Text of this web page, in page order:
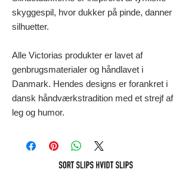
skyggespil, hvor dukker på pinde, danner
silhuetter.
Alle Victorias produkter er lavet af
genbrugsmaterialer og håndlavet i
Danmark. Hendes designs er forankret i
dansk håndværkstradition med et strejf af
leg og humor.